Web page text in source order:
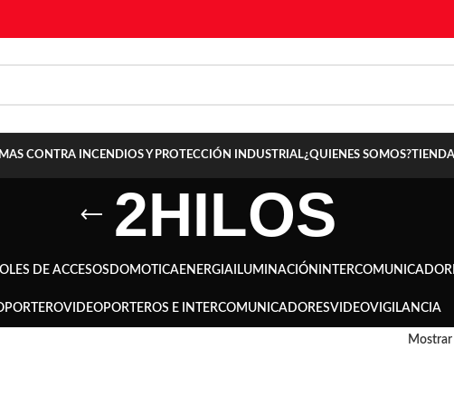
CONTRA INCENDIOS Y PROTECCIÓN INDUSTRIAL¿QUIENES SOMOS?TIENDA
2HILOS
DE ACCESOS DOMOTICA ENERGIA ILUMINACIÓN
VIDEOPORTEROS E INTERCOMUNICADORESVIDEOVIGILANCIA
Mostrar